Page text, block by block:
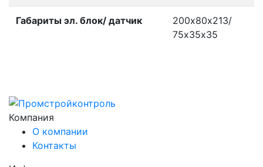
Габариты эл. блок/ датчик
200х80х213/
75х35х35
Компания
О компании
Контакты